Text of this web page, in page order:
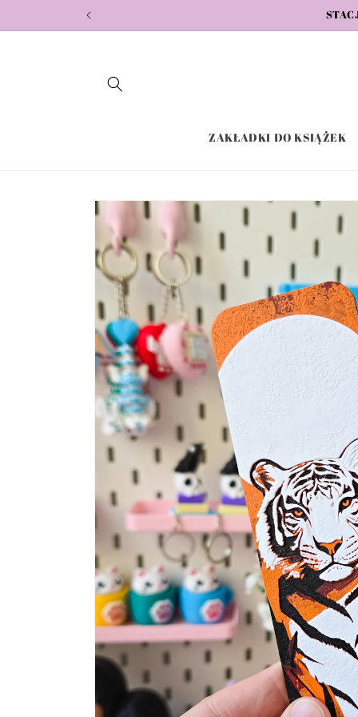
treści
ZAKŁADKI DO KSIĄŻEK
przejść do
informacji
o
produkcie